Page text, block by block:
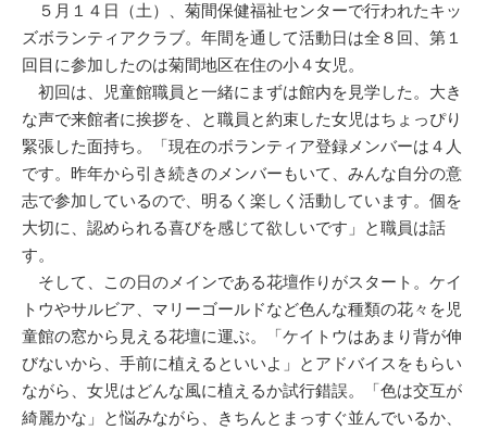
５月１４日（土）、菊間保健福祉センターで行われたキッ
ズボランティアクラブ。年間を通して活動日は全８回、第１
回目に参加したのは菊間地区在住の小４女児。
初回は、児童館職員と一緒にまずは館内を見学した。大き
な声で来館者に挨拶を、と職員と約束した女児はちょっぴり
緊張した面持ち。「現在のボランティア登録メンバーは４人
です。昨年から引き続きのメンバーもいて、みんな自分の意
志で参加しているので、明るく楽しく活動しています。個を
大切に、認められる喜びを感じて欲しいです」と職員は話
す。
そして、この日のメインである花壇作りがスタート。ケイ
トウやサルビア、マリーゴールドなど色んな種類の花々を児
童館の窓から見える花壇に運ぶ。「ケイトウはあまり背が伸
びないから、手前に植えるといいよ」とアドバイスをもらい
ながら、女児はどんな風に植えるか試行錯誤。「色は交互が
綺麗かな」と悩みながら、きちんとまっすぐ並んでいるか、